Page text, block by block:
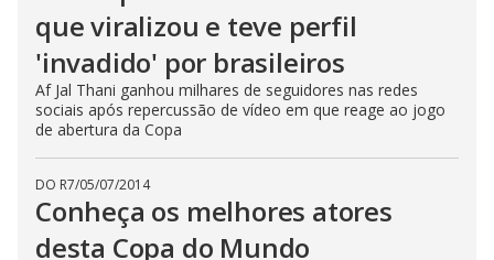
que viralizou e teve perfil
'invadido' por brasileiros
Af Jal Thani ganhou milhares de seguidores nas redes
sociais após repercussão de vídeo em que reage ao jogo
de abertura da Copa
DO R7/05/07/2014
Conheça os melhores atores
desta Copa do Mundo